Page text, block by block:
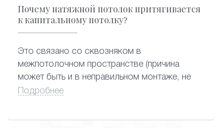
Почему натяжной потолок притягивается
к капитальному потолку?
Это связано со сквозняком в
межпотолочном пространстве (причина
может быть и в неправильном монтаже, не
запенили отверстие под люстру в плите
Подробнее